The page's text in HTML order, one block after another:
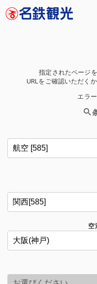
指定されたページ
URLをご確認いただく
エラ
空